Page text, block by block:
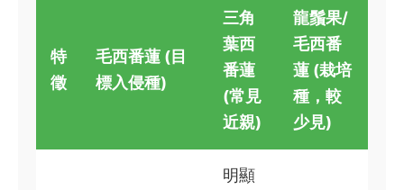
特
徵
毛西番蓮 (目
標入侵種)
三角
葉西
番蓮
(常見
近親)
龍鬚果/
毛西番
蓮 (栽培
種，較
少見)
明顯